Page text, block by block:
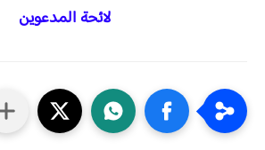
لائحة المدعوين